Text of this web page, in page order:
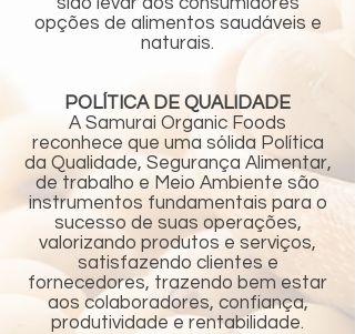
opções de alimentos saudáveis e
naturais.
POLÍTICA DE QUALIDADE
A Samurai Organic Foods
reconhece que uma sólida Política
da Qualidade, Segurança Alimentar,
de trabalho e Meio Ambiente são
instrumentos fundamentais para o
sucesso de suas operações,
valorizando produtos e serviços,
satisfazendo clientes e
fornecedores, trazendo bem estar
aos colaboradores, confiança,
produtividade e rentabilidade.